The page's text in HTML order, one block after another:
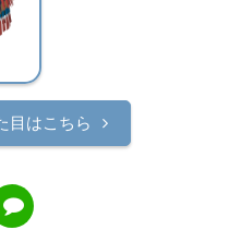
目はこちら